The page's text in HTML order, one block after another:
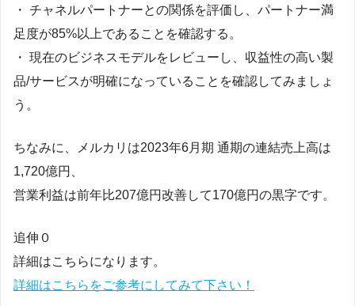
・ チャネルパートナーとの関係を評価し、パートナー満
足度が85%以上であることを確認する。
・ 現在のビジネスモデルをレビューし、収益性の高い製
品/サービスが明確になっていることを確認してみましょ
う。
ちなみに、メルカリは2023年6月期 通期の連結売上高は
1,720億円、
営業利益は前年比207億円改善して170億円の黒字です。
追伸０
詳細はこちらになります。
詳細はこちらをご参考にしてみて下さい！